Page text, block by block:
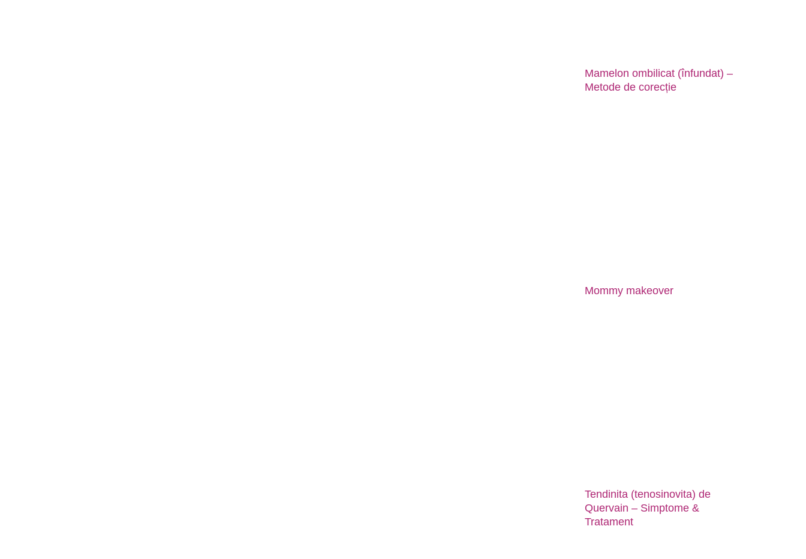
Mamelon ombilicat (înfundat) –
Metode de corecție
Mommy makeover
Tendinita (tenosinovita) de
Quervain – Simptome &
Tratament